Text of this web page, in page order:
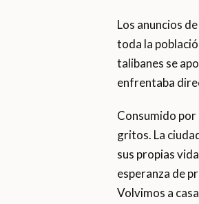
Los anuncios
toda la
talibanes se
enfrentaba
Consumido por
gritos. La
sus propias
esperanza de
Volvimos a